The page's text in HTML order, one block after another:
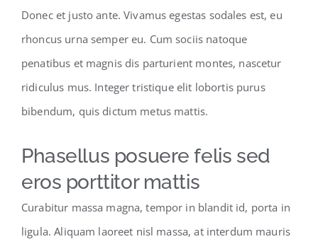
Donec et justo ante. Vivamus egestas sodales est, eu
rhoncus urna semper eu. Cum sociis natoque
penatibus et magnis dis parturient montes, nascetur
ridiculus mus. Integer tristique elit lobortis purus
bibendum, quis dictum metus mattis.
Phasellus posuere felis sed
eros porttitor mattis
Curabitur massa magna, tempor in blandit id, porta in
ligula. Aliquam laoreet nisl massa, at interdum mauris